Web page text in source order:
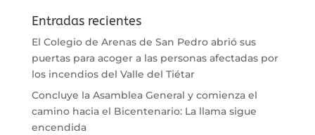
Entradas recientes
El Colegio de Arenas de San Pedro abrió sus
puertas para acoger a las personas afectadas por
los incendios del Valle del Tiétar
Concluye la Asamblea General y comienza el
camino hacia el Bicentenario: La llama sigue
encendida